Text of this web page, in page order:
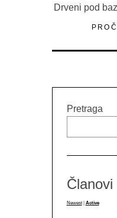
Drveni pod
Pretraga
Članovi
Newest | Active